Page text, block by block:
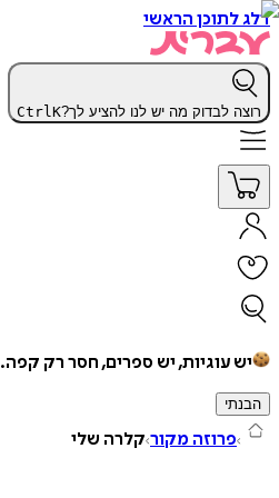
דלג לתוכן הראשי
רוצה לבדוק מה יש לנו להציע לך? CtrlK
יש עוגיות, יש ספרים, חסר רק קפה.
הבנתי
פרוזה מקור קלרה שלי